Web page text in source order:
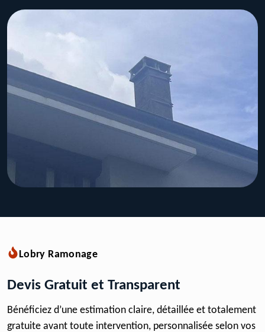
Lobry Ramonage
Devis Gratuit et Transparent
Bénéficiez d’une estimation claire, détaillée et totalement
gratuite avant toute intervention, personnalisée selon vos